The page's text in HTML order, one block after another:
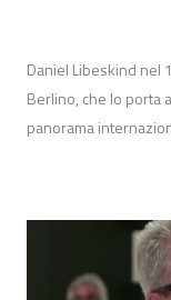
Daniel Libeskind nel
Berlino, che lo porta
panorama